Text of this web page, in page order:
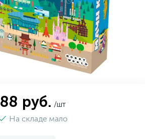
88 руб. /шт
На складе мало